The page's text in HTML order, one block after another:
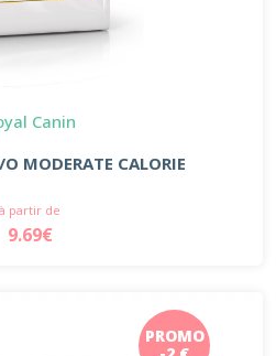
Canin
MODERATE CALORIE
à partir de
9.69€
PROMO